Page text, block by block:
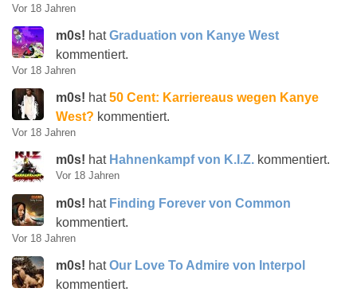
Vor 18 Jahren
m0s! hatGraduation von Kanye West
kommentiert.
Vor 18 Jahren
m0s! hat50 Cent: Karriereaus wegen Kanye
West? kommentiert.
Vor 18 Jahren
m0s! hat Hahnenkampf von K.I.Z. kommentiert.
Vor 18 Jahren
m0s! hat Finding Forever von Common
kommentiert.
Vor 18 Jahren
m0s! hatOur Love To Admire von Interpol
kommentiert.